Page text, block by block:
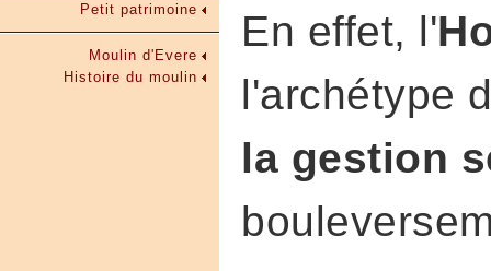
Petit patrimoine
Moulin d'Evere
Histoire du moulin
En effet, l'
l'archétype
la gestion